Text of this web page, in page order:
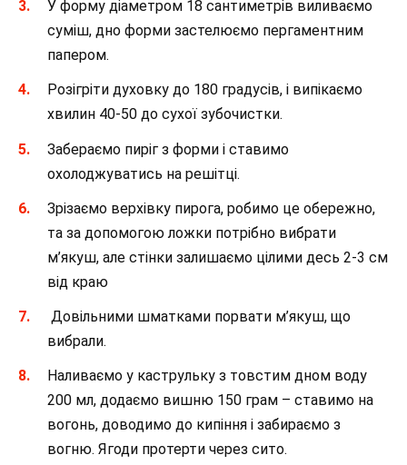
У форму діаметром 18 сантиметрів виливаємо
суміш, дно форми застелюємо пергаментним
папером.
Розігріти духовку до 180 градусів, і випікаємо
хвилин 40-50 до сухої зубочистки.
Забераємо пиріг з форми і ставимо
охолоджуватись на решітці.
Зрізаємо верхівку пирога, робимо це обережно,
та за допомогою ложки потрібно вибрати
м’якуш, але стінки залишаємо цілими десь 2-3 см
від краю
Довільними шматками порвати м’якуш, що
вибрали.
Наливаємо у каструльку з товстим дном воду
200 мл, додаємо вишню 150 грам – ставимо на
вогонь, доводимо до кипіння і забираємо з
вогню. Ягоди протерти через сито.